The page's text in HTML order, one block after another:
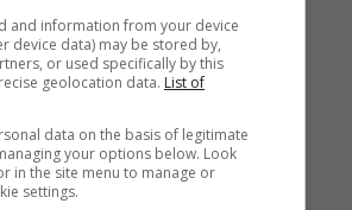
per i tre classificati di
, uno dei
Nord.
and information from your device
device data) may be stored by,
or used specifically by this
geolocation data. List of
data on the basis of legitimate
your options below. Look
in the site menu to manage or
settings.